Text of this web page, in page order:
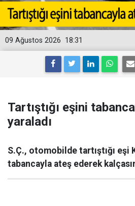
18:31
09 Ağustos 2026
Tartıştığı eşini
yaraladı
S.Ç., otomobilde tartıştığı eşi
tabancayla ateş ederek